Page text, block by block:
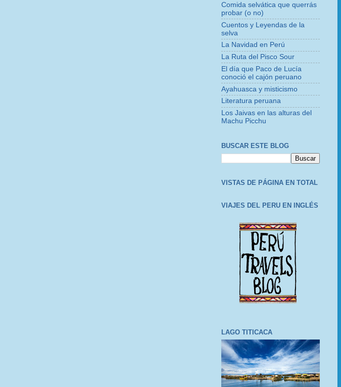
Comida selvática que querrás
probar (o no)
Cuentos y Leyendas de la
selva
La Navidad en Perú
La Ruta del Pisco Sour
El día que Paco de Lucía
conoció el cajón peruano
Ayahuasca y misticismo
Literatura peruana
Los Jaivas en las alturas del
Machu Picchu
BUSCAR ESTE BLOG
VISTAS DE PÁGINA EN TOTAL
VIAJES DEL PERU EN INGLÉS
LAGO TITICACA